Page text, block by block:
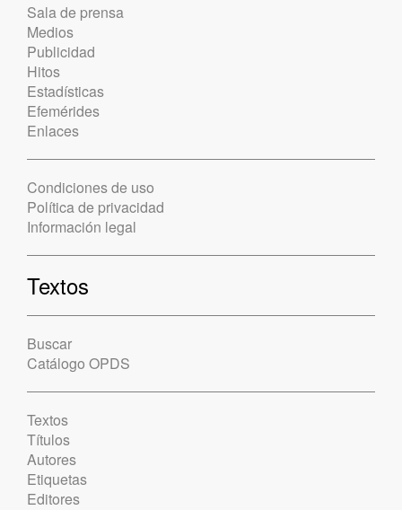
Sala de prensa
Medios
Publicidad
Hitos
Estadísticas
Efemérides
Enlaces
Condiciones de uso
Política de privacidad
Información legal
Textos
Buscar
Catálogo OPDS
Textos
Títulos
Autores
Etiquetas
Editores